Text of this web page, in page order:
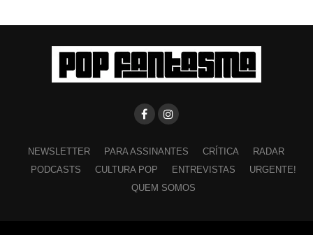
NEWSLETTER PARA ASSINANTES CRÍTICA
RADAR
PODCASTS
CULTURA POP ENTREVISTAS
URGENTE!
QUEM SOMOS